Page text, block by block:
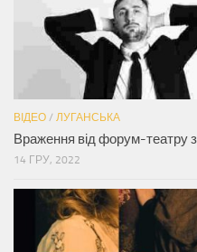
ВІДЕО / ЛУГАНСЬКА
Враження від форум-театру
14 ГРУ, 2022